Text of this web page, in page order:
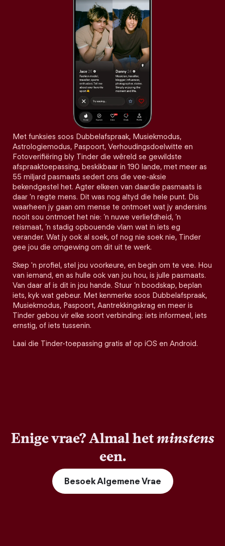
Met funksies soos Dubbelafspraak, Musiekmodus,
Astrologiemodus, Paspoort, Verhoudingsdoelwitte en
Fotoverifiëring bly Tinder die wêreld se gewildste
afspraaktoepassing, beskikbaar in 190 lande, met meer as
55 miljard pasmaats sedert ons die vee-aksie
bekendgestel het. Agter elkeen van daardie pasmaats is
daar 'n regte mens. Dit was nog altyd die hele punt. Dis
waarheen jy gaan om mense te ontmoet wat jy andersins
nooit sou ontmoet het nie: ’n nuwe verliefdheid, ’n
reismaat, ’n stadig opbouende vlam wat in iets eg
verander. Wat jy ook al soek, of nog nie soek nie, Tinder
gee jou die omgewing om dit uit te werk.
Skep 'n profiel, stel jou voorkeure, en begin om te vee. Hou
van iemand, en as hulle ook van jou hou, is julle pasmaats.
Van daar af is dit in jou hande. Stuur ’n boodskap, beplan
iets, kyk wat gebeur. Met kenmerke soos Dubbelafspraak,
Musiekmodus, Paspoort, Aantrekkingskrag en meer is
Tinder gebou vir elke soort verbinding: iets informeel, iets
ernstig, of iets tussenin.
Laai die Tinder-toepassing gratis af op iOS en Android.
Enige vrae? Almal hetminstens
een.
Besoek Algemene Vrae